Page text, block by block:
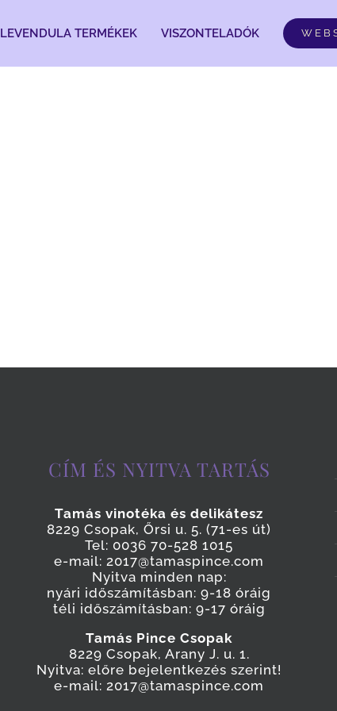
LEVENDULA TERMÉKEK VISZONTELADÓK
CÍM ÉS NYITVA TARTÁS
Tamás vinotéka és delikátesz
8229 Csopak, Őrsi u. 5. (71-es út)
Tel: 0036 70-528 1015
e-mail: 2017@tamaspince.com
Nyitva minden nap:
nyári időszámításban: 9-18 óráig
téli időszámításban: 9-17 óráig
Tamás Pince Csopak
8229 Csopak, Arany J. u. 1.
Nyitva: előre bejelentkezés szerint!
e-mail: 2017@tamaspince.com